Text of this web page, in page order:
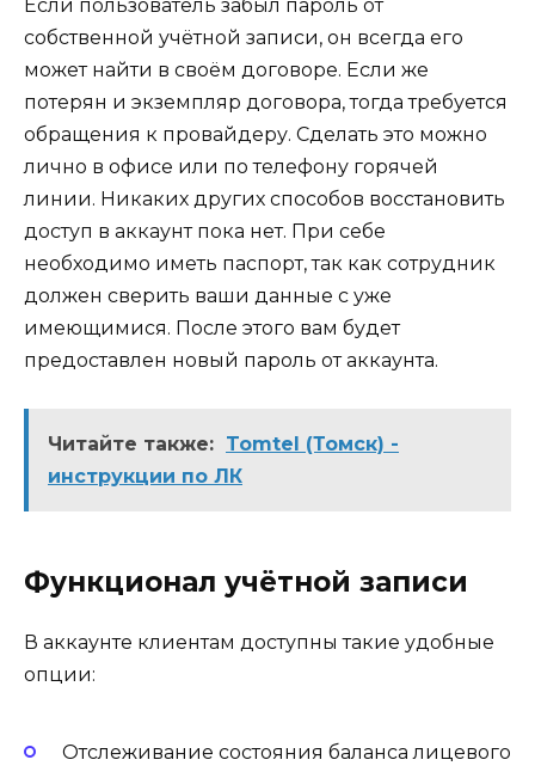
Если пользователь забыл пароль от
собственной учётной записи, он всегда его
может найти в своём договоре. Если же
потерян и экземпляр договора, тогда требуется
обращения к провайдеру. Сделать это можно
лично в офисе или по телефону горячей
линии. Никаких других способов восстановить
доступ в аккаунт пока нет. При себе
необходимо иметь паспорт, так как сотрудник
должен сверить ваши данные с уже
имеющимися. После этого вам будет
предоставлен новый пароль от аккаунта.
Читайте также: Tomtel (Томск) -
инструкции по ЛК
Функционал учётной записи
В аккаунте клиентам доступны такие удобные
опции:
Отслеживание состояния баланса лицевого